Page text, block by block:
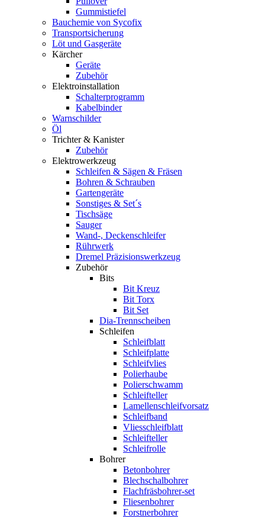
Gummistiefel
Bauchemie von Sycofix
Transportsicherung
Löt und Gasgeräte
Kärcher
Geräte
Zubehör
Elektroinstallation
Schalterprogramm
Kabelbinder
Warnschilder
Öl
Trichter & Kanister
Zubehör
Elektrowerkzeug
Schleifen & Sägen & Fräsen
Bohren & Schrauben
Gartengeräte
Sonstiges & Set´s
Tischsäge
Sauger
Wand-, Deckenschleifer
Rührwerk
Dremel Präzisionswerkzeug
Zubehör
Bits
Bit Kreuz
Bit Torx
Bit Set
Dia-Trennscheiben
Schleifen
Schleifblatt
Schleifplatte
Schleifvlies
Polierhaube
Polierschwamm
Schleifteller
Lamellenschleifvorsatz
Schleifband
Vliesschleifblatt
Schleifteller
Schleifrolle
Bohrer
Betonbohrer
Blechschalbohrer
Flachfräsbohrer-set
Fliesenbohrer
Forstnerbohrer